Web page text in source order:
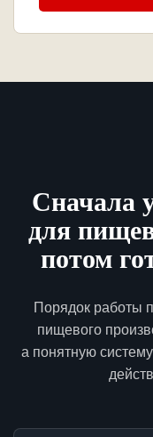
Сначала
для
потом
Порядок работы
пищевого
а понятную